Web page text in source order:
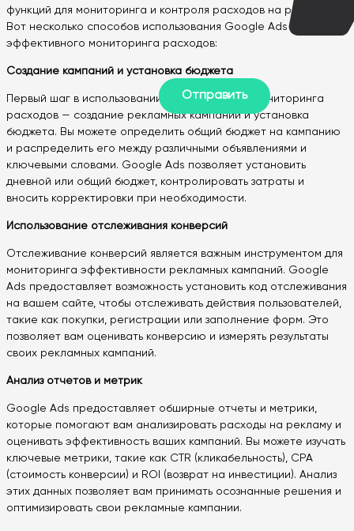
функций для мониторинга и контроля расходов на рекламу.
Вот несколько способов использования Google Ads для
эффективного мониторинга расходов:
Создание кампаний и установка бюджета
Первый шаг в использовании Google Ads для мониторинга
расходов — создание рекламных кампаний и установка
бюджета. Вы можете определить общий бюджет на кампанию
и распределить его между различными объявлениями и
ключевыми словами. Google Ads позволяет установить
дневной или общий бюджет, контролировать затраты и
вносить корректировки при необходимости.
Использование отслеживания конверсий
Отслеживание конверсий является важным инструментом для
мониторинга эффективности рекламных кампаний. Google
Ads предоставляет возможность установить код отслеживания
на вашем сайте, чтобы отслеживать действия пользователей,
такие как покупки, регистрации или заполнение форм. Это
позволяет вам оценивать конверсию и измерять результаты
своих рекламных кампаний.
Анализ отчетов и метрик
Google Ads предоставляет обширные отчеты и метрики,
которые помогают вам анализировать расходы на рекламу и
оценивать эффективность ваших кампаний. Вы можете изучать
ключевые метрики, такие как CTR (кликабельность), CPA
(стоимость конверсии) и ROI (возврат на инвестиции). Анализ
этих данных позволяет вам принимать осознанные решения и
оптимизировать свои рекламные кампании.